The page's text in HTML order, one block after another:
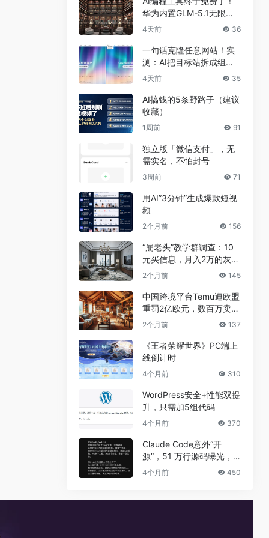
华为内置GLM-5.1无限
用，npm装完就能写代码
4天前 36
一句话克隆任意网站！实
测：AI把目标站拆成组
件，差异不到5%
4天前 35
AI搞钱的5条野路子（建议
收藏）
1周前 91
独立版「微信支付」，无
需实名，不怕封号
3周前 71
用AI”3分钟”生成爆款短视
频
2个月前 156
“崩老头”教学群调查：10
元买信息，月入2万的灰色
兼职真相
2个月前 145
中国跨境平台Temu遭欧盟
重罚2亿欧元，数百万卖家
恐受牵连
2个月前 137
《王者荣耀世界》PC端上
线倒计时
4个月前 310
WordPress安全+性能双提
升，只需加5组代码
4个月前 370
Claude Code意外“开
源”，51 万行源码曝光，
但真正的秘密没有泄露
4个月前 450